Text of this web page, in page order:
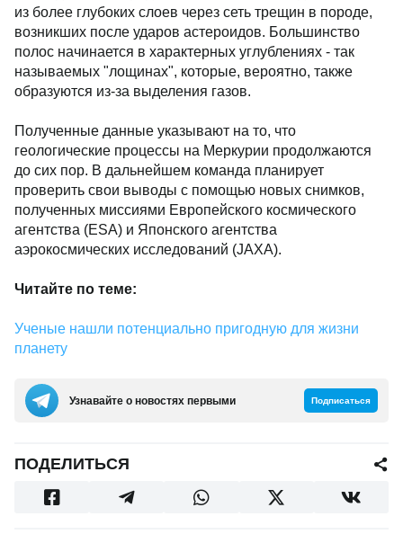
из более глубоких слоев через сеть трещин в породе,
возникших после ударов астероидов. Большинство
полос начинается в характерных углублениях - так
называемых "лощинах", которые, вероятно, также
образуются из-за выделения газов.
Полученные данные указывают на то, что
геологические процессы на Меркурии продолжаются
до сих пор. В дальнейшем команда планирует
проверить свои выводы с помощью новых снимков,
полученных миссиями Европейского космического
агентства (ESA) и Японского агентства
аэрокосмических исследований (JAXA).
Читайте по теме:
Ученые нашли потенциально пригодную для жизни
планету
Узнавайте о новостях первыми Подписаться
ПОДЕЛИТЬСЯ